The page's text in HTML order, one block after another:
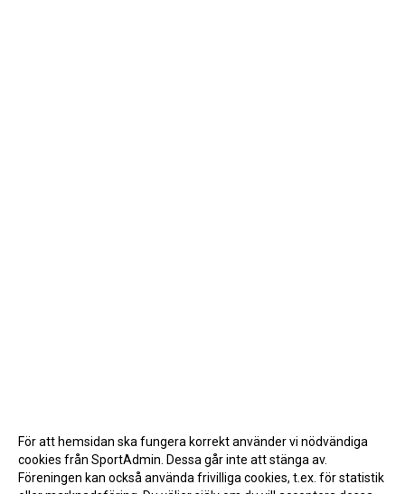
För att hemsidan ska fungera korrekt använder vi nödvändiga
cookies från SportAdmin. Dessa går inte att stänga av.
Föreningen kan också använda frivilliga cookies, t.ex. för statistik